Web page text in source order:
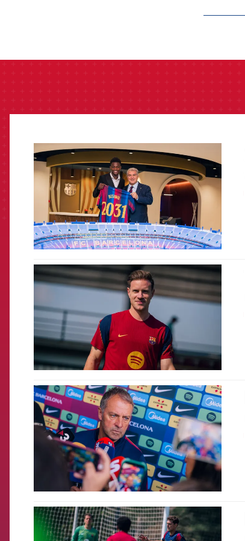
FCB Barcelona badge
FCB Barcelona badge
FCB Barcelona badge
FCB Barcelona badge